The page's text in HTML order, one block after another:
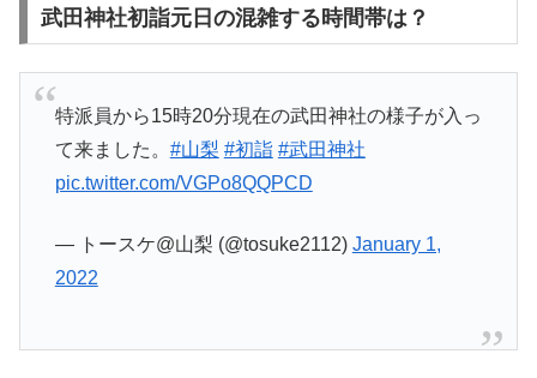
武田神社初詣元日の混雑する時間帯は？
特派員から15時20分現在の武田神社の様子が入っ
て来ました。 #山梨 #初詣 #武田神社
pic.twitter.com/VGPo8QQPCD
— トースケ@山梨 (@tosuke2112) January 1,
2022